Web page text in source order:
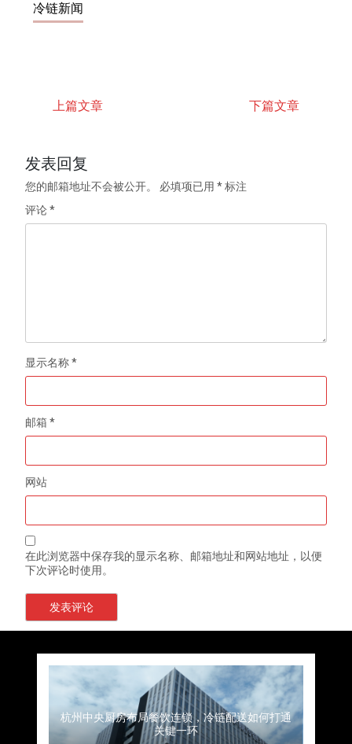
冷链新闻
上篇文章 下篇文章
发表回复
您的邮箱地址不会被公开。 必填项已用*标注
评论*
显示名称*
邮箱*
网站
在此浏览器中保存我的显示名称、邮箱地址和网站地址，以便
下次评论时使用。
上海餐饮连锁加速，冷链配送如何破解冻品食材
流通难题？
杭州中央厨房布局餐饮连锁，冷链配送如何打通
关键一环
北京餐饮企业如何选择冷链公司？
深圳冷链物流如何护航餐饮连锁？冻品食材流通
全解析
北京餐饮仓配一体化的核心价值与落地实践解析
武汉冻品配送三要素：控温、时效、低成本如何
兼得？
重庆冷链布局解冻食材运输密码，餐饮连锁如何
稳控品质？